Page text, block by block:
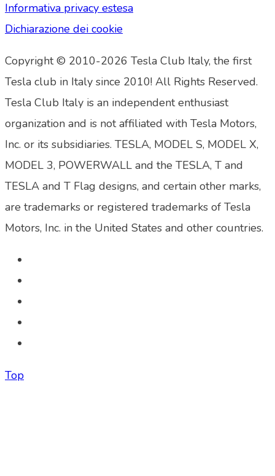
Informativa privacy estesa
Dichiarazione dei cookie
Copyright © 2010-2026 Tesla Club Italy, the first
Tesla club in Italy since 2010! All Rights Reserved.
Tesla Club Italy is an independent enthusiast
organization and is not affiliated with Tesla Motors,
Inc. or its subsidiaries. TESLA, MODEL S, MODEL X,
MODEL 3, POWERWALL and the TESLA, T and
TESLA and T Flag designs, and certain other marks,
are trademarks or registered trademarks of Tesla
Motors, Inc. in the United States and other countries.
Top